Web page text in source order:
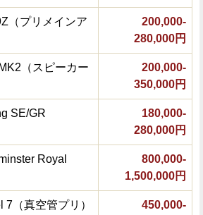
（プリメインア
200,000-
280,000円
（スピーカー
200,000-
350,000円
SE/GR
180,000-
280,000円
Royal
800,000-
1,500,000円
7（真空管プリ）
450,000-